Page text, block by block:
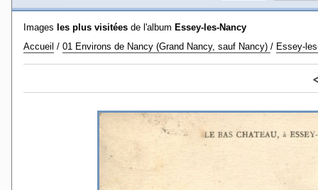
Images les plus visitées de l'album Essey-les-Nancy
Accueil / 01 Environs de Nancy (Grand Nancy, sauf Nancy) / Essey-